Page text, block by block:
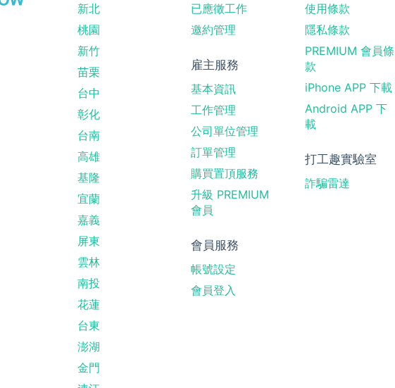
新北
桃園
新竹
苗栗
台中
彰化
台南
高雄
基隆
宜蘭
嘉義
屏東
雲林
南投
花蓮
台東
澎湖
金門
已應徵工作
邀約管理
雇主服務
基本資訊
工作管理
公司單位管理
訂單管理
購買置頂服務
升級 PREMIUM
會員
會員服務
帳號設定
會員登入
使用條款
隱私條款
PREMIUM 會員條
款
iPhone APP 下載
Android APP 下
載
打工趣實驗室
詐騙雷達